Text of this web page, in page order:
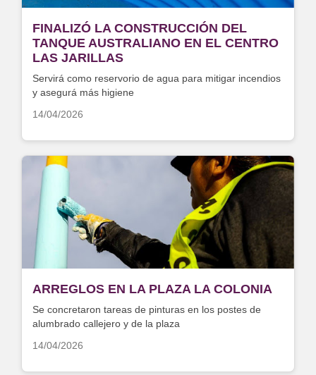
FINALIZÓ LA CONSTRUCCIÓN DEL
TANQUE AUSTRALIANO EN EL CENTRO
LAS JARILLAS
Servirá como reservorio de agua para mitigar incendios
y asegurá más higiene
14/04/2026
ARREGLOS EN LA PLAZA LA COLONIA
Se concretaron tareas de pinturas en los postes de
alumbrado callejero y de la plaza
14/04/2026